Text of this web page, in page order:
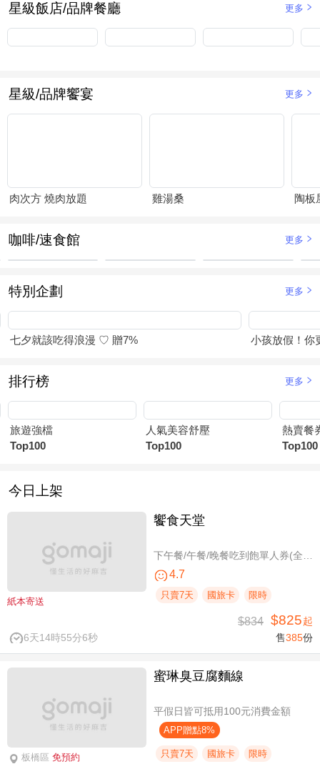
星級飯店/品牌餐廳 更多
星級/品牌饗宴 更多
肉次方 燒肉放題 雞湯桑 陶板
咖啡/速食館 更多
特別企劃 更多
七夕就該吃得浪漫 ♡ 贈7% 小孩放假！你
排行榜 更多
旅遊強檔
Top100
人氣美容舒壓
Top100
熱賣餐
Top100
今日上架
紙本寄送
饗食天堂
4.7
只賣7天 國旅卡 限時
6天14時55分6秒
$834 $825起
售385份
板橋區 免預約
蜜琳臭豆腐麵線
平假日皆可抵用100元消費金額
APP贈點8%
只賣7天 國旅卡 限時